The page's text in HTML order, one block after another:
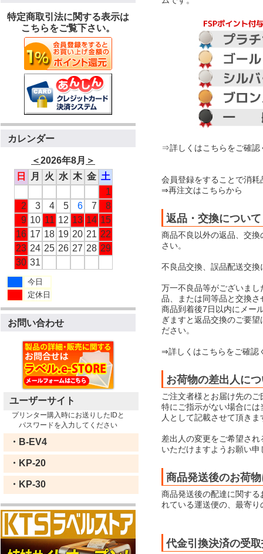
特定商取引法に関する表示は
こちらをご覧下さい。
カレンダー
＜2026年8月 ＞
日
月 火 水 木 金 土
1
2
3 4 5 6 7
8
9 10 11 12 13 14 15
16 17 18 19 20 21 22
23 24 25 26 27 28 29
30 31
今日
定休日
お問い合わせ
ユーザーサイト
プリンター購入時にお送りしたIDと
パスワードを入力してください
・B-EV4
・KP-20
・KP-30
⇒詳しくはこちらをご確認
会員登録をすることで消
⇒再注文はこちらから
返品・交換について
商品不良以外の返品、交
さい。
不良品交換、誤品配送交
万一不良品等がございま
品、または同等品と交換
商品到着後7日以内にメー
ぎますと返品交換のご要
ださい。
⇒詳しくはこちらをご確認
お荷物の差出人に
ご注文者様とお届け先の
特にご指示がない場合に
人として記載させて頂きま
差出人の変更をご希望さ
いただけますようお願い申
商品発送後のお荷
商品発送後の配達に関す
れている運送便の、最寄
代金引換決済の受